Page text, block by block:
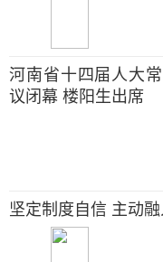
河南省十四届人大
议闭幕 楼阳生出席
坚定制度自信 主动